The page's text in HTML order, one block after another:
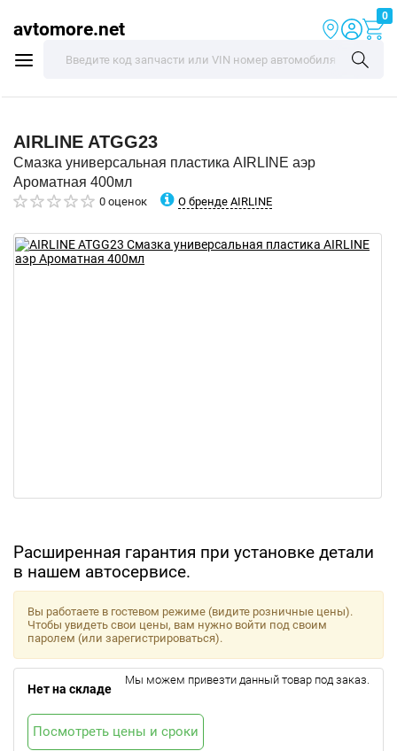
avtomore.net
0
AIRLINE ATGG23
Смазка универсальная пластика AIRLINE аэр
Ароматная 400мл
0 оценок О бренде AIRLINE
Расширенная гарантия при установке детали
в нашем автосервисе.
Вы работаете в гостевом режиме (видите розничные цены).
Чтобы увидеть свои цены, вам нужно войти под своим
паролем (или зарегистрироваться).
Нет на складе
Мы можем привезти данный товар под заказ.
Посмотреть цены и сроки